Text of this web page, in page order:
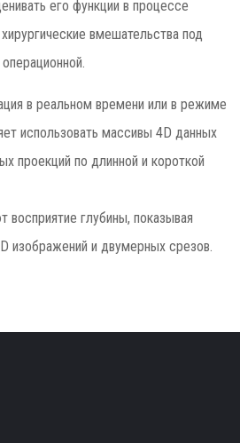
его функции в процессе
вмешательства под
в реальном времени или в режиме
использовать массивы 4D данных
проекций по длинной и короткой
глубины, показывая
изображений и двумерных срезов.